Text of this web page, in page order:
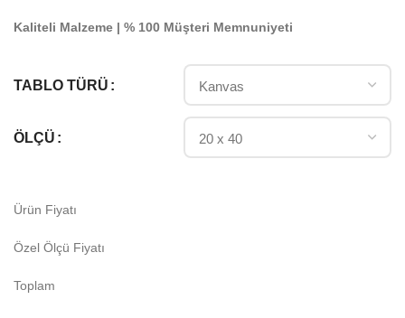
Kaliteli Malzeme | % 100 Müşteri Memnuniyeti
TABLO TÜRÜ
ÖLÇÜ
Ürün Fiyatı
Özel Ölçü Fiyatı
Toplam